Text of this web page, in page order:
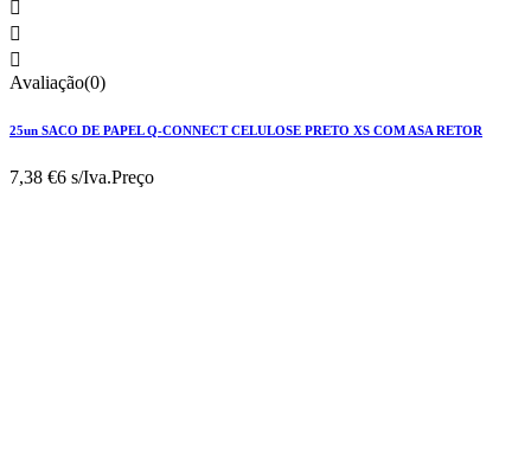



Avaliação(0)
25un SACO DE PAPEL Q-CONNECT CELULOSE PRETO XS COM ASA RETOR
7,38 €6 s/Iva.Preço